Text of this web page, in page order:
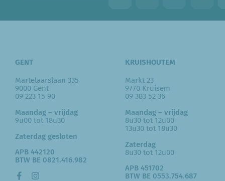
GENT
Martelaarslaan 335
9000 Gent
09 223 15 90
Maandag – vrijdag
9u00 tot 18u30
Zaterdag gesloten
APB 442120
BTW BE 0821.416.982
KRUISHOUTEM
Markt 23
9770 Kruisem
09 383 52 36
Maandag – vrijdag
8u30 tot 12u00
13u30 tot 18u30
Zaterdag
8u30 tot 12u00
APB 451702
BTW BE 0553.754.687